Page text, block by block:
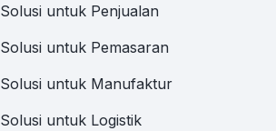
Solusi untuk Penjualan
Solusi untuk Pemasaran
Solusi untuk Manufaktur
Solusi untuk Logistik